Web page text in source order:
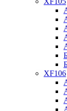
XF106